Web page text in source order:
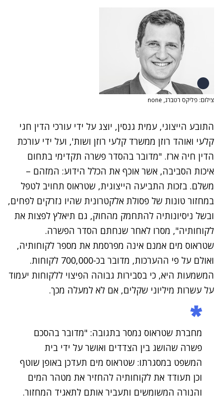
צילום: פליקס רטברג, none
התובע הייצוגי, עמית גנסין, יוצג על ידי עורכי הדין חגי
קלעי ואוהד רוזן ממשרד קלעי רוזן ושות', ועל ידי עורכת
הדין חיה ארז. "מדובר בהסדר פשרה תקדימי בתחום
איכות הסביבה, אשר אוכף את הכלל הידוע: המזהם –
משלם. בזכות התביעה הייצוגית, שטראוס תחויב לטפל
במחזור טונות של פסולת אלקטרונית שהיו נזרקים לפחים,
ובשל ניסיונותיה להתחמק מהחוק, גם תיאלץ לפצות את
לקוחותיה", מסרו לאחר שנחתם הסדר הפשרה.
שטראוס מים אמנם אינה מפרסמת את מספר לקוחותיה,
ואולם על פי ההערכות, מדובר בכ-700,000 לקוחות.
המשמעות היא, כי בסבירות גבוהה הפיצוי ללקוחות יעמוד
על עשרות מיליוני שקלים, אם לא למעלה מכך.
מחברת שטראוס נמסר בתגובה: "מדובר בהסכם
פשרה שהושג בין הצדדים ואושר על ידי בית
המשפט במסגרתו: שטראוס מים תעדכן באופן שוטף
וכן תעודד את לקוחותיה להחזיר את מטהר המים
והנורה המשומשים ותעביר אותם לתאגיד המחזור.